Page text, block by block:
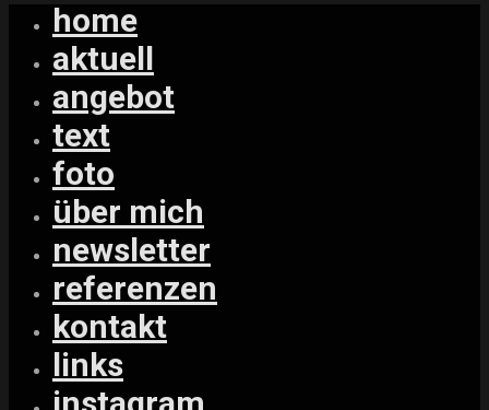
home
aktuell
angebot
text
foto
über mich
newsletter
referenzen
kontakt
links